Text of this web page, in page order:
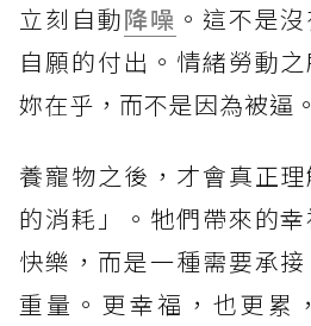
立刻自動降噪 。這不是
自願的付出。情緒勞動
妳在乎，而不是因為被逼。
養寵物之後，才會真正
的消耗」。牠們帶來的
快樂，而是一種需要承
重量。更幸福，也更累